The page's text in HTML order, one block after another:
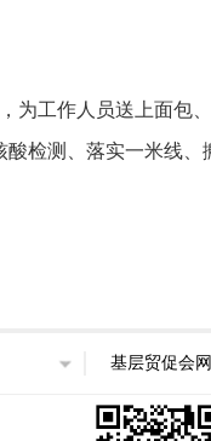
为工作人员送上面包
检测、落实一米线、
基层贸促会